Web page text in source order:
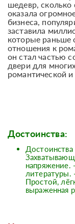
шедевр, сколько
оказала
бизнеса,
заставила
которые раньше
отношения к
он стал частью
двери для
романтической
Достоинства:
Достоинства
напряжение.
Простой,
выраженная